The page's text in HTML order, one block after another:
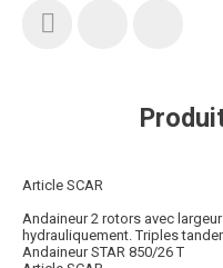
Article SCAR
Andaineur 2 rotors avec
hydrauliquement. Triples
Andaineur STAR 850/26 T